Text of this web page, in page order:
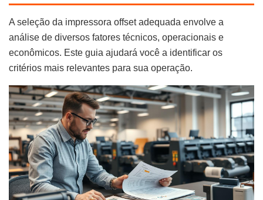
A seleção da impressora offset adequada envolve a
análise de diversos fatores técnicos, operacionais e
econômicos. Este guia ajudará você a identificar os
critérios mais relevantes para sua operação.